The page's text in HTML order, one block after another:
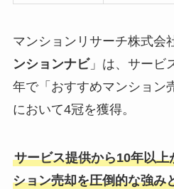
マンションリサーチ株式会
ンションナビ」は、サービ
年で「おすすめマンション
において4冠を獲得。
サービス提供から10年以
ション売却を圧倒的な強み